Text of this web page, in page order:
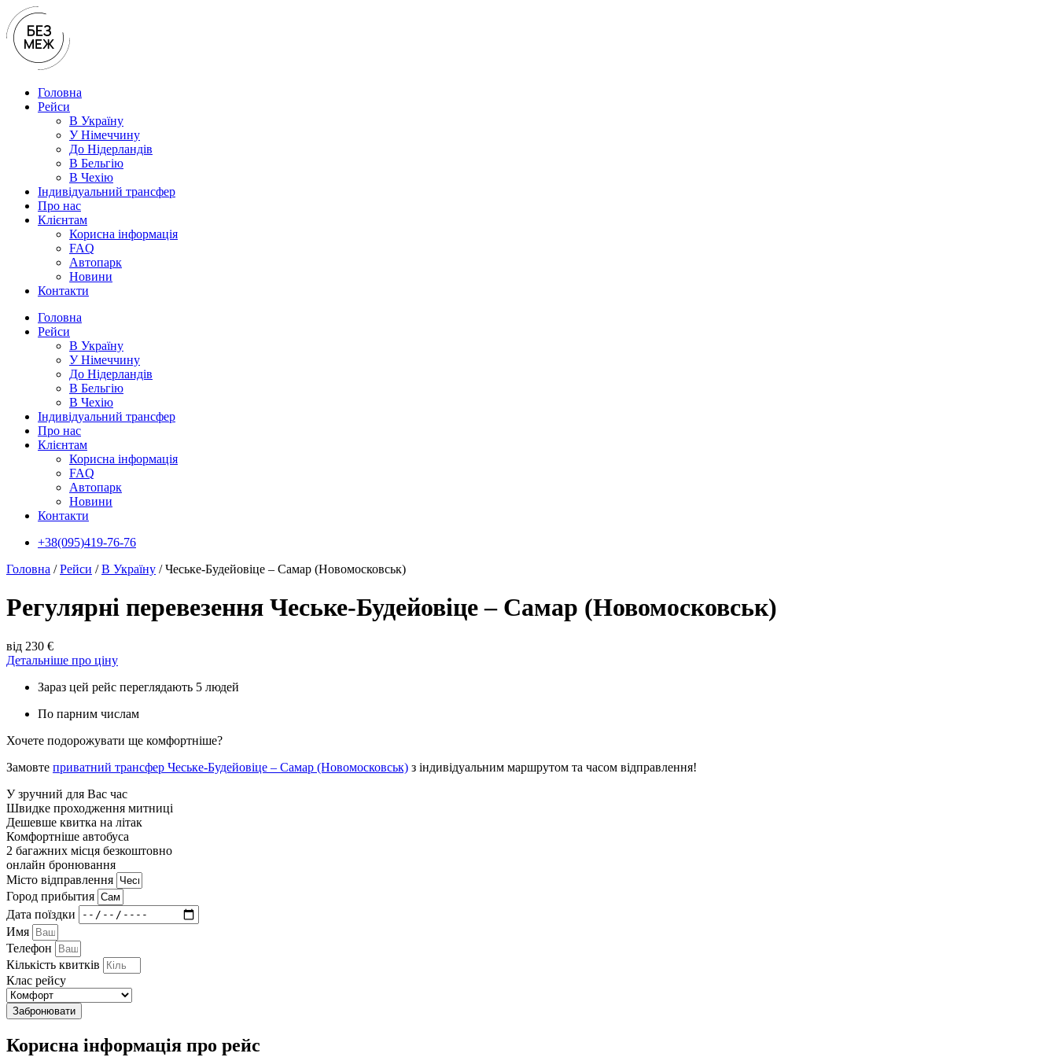
Перейти
до
вмісту
Головна
Рейси
В Україну
У Нiмеччину
До Нідерландів
В Бельгію
В Чехiю
Індивідуальний трансфер
Про нас
Клієнтам
Корисна інформація
FAQ
Автопарк
Новини
Контакти
Головна
Рейси
В Україну
У Нiмеччину
До Нідерландів
В Бельгію
В Чехiю
Індивідуальний трансфер
Про нас
Клієнтам
Корисна інформація
FAQ
Автопарк
Новини
Контакти
+38(095)419-76-76
Головна /Рейси /В Україну /Чеське-Будейовіце – Самар (Новомосковськ)
Регулярні перевезення Чеське-Будейовіце – Самар (Новомосковськ)
від 230 €
Детальніше про ціну
Зараз цей рейс переглядають 5 людей
По парним числам
Хочете подорожувати ще комфортніше?
Замовте приватний трансфер Чеське-Будейовіце – Самар (Новомосковськ) з індивідуальним маршрутом та часом відправлення!
У зручний для Вас час
Швидке проходження митниці
Дешевше квитка на літак
Комфортніше автобуса
2 багажних місця безкоштовно
онлайн бронювання
Мiсто вiдправлення
Город прибытия
Дата поїздки
Имя
Телефон
Кількість квитків
Клас рейсу
Забронювати
Корисна інформація про рейс